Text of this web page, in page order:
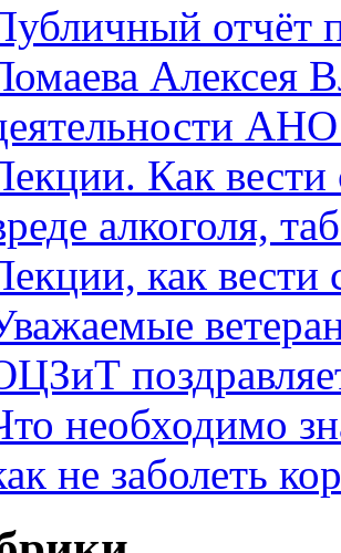
отчёт
Алексея
Как вести
алкоголя,
как вести
необходимо
не заболеть